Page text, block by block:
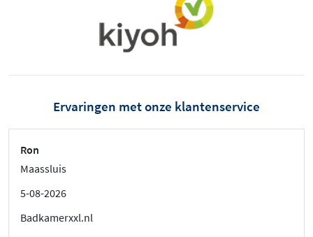
Ervaringen met onze klantenservice
Ron
Maassluis
5-08-2026
Badkamerxxl.nl